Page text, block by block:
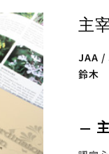
主
JAA /
鈴木